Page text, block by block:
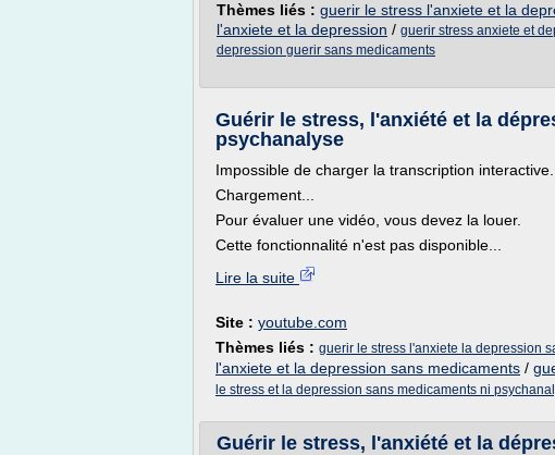
Thèmes liés : guerir le stress l'anxiete et la
l'anxiete et la depression / guerir stress anxiete et
depression guerir sans medicaments
Guérir le stress, l'anxiété et la
psychanalyse
Impossible de charger la transcription interactive.
Chargement...
Pour évaluer une vidéo, vous devez la louer.
Cette fonctionnalité n'est pas disponible...
Lire la suite
Site : youtube.com
Thèmes liés : guerir le stress l'anxiete la depression
l'anxiete et la depression sans medicaments /
le stress et la depression sans medicaments ni
Guérir le stress, l'anxiété et la